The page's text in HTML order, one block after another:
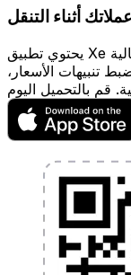
أثناء التنقل
يحتوي تطبيق Xe على كل ما تحتاجه لإجراء التحويلات المالية
تنبيهات الأسعار،